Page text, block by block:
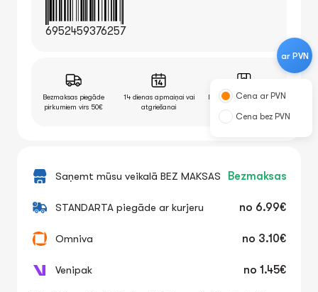
6952459376257
Bezmaksas piegāde
pirkumiem virs 50€
14 dienas apmaiņai vai
atgriešanai
Iespēja pārbaudīt preci
Saņemt mūsu veikalā BEZ MAKSAS Bezmaksas
STANDARTA piegāde ar kurjeru no 6.99€
Omniva no 3.10€
Venipak no 1.45€
ar PVN
Cena ar PVN
Cena bez PVN